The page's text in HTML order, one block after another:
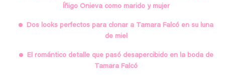
Íñigo Onieva como marido y mujer
Dos looks perfectos para clonar a Tamara Falcó en su luna
de miel
El romántico detalle que pasó desapercibido en la boda de
Tamara Falcó